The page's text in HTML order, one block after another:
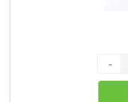
-